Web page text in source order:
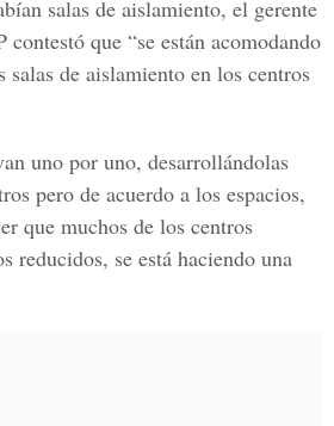
salas de aislamiento, el gerente
que “se están acomodando
salas de aislamiento en los centros
uno por uno, desarrollándolas
pero de acuerdo a los espacios,
que muchos de los centros
reducidos, se está haciendo una